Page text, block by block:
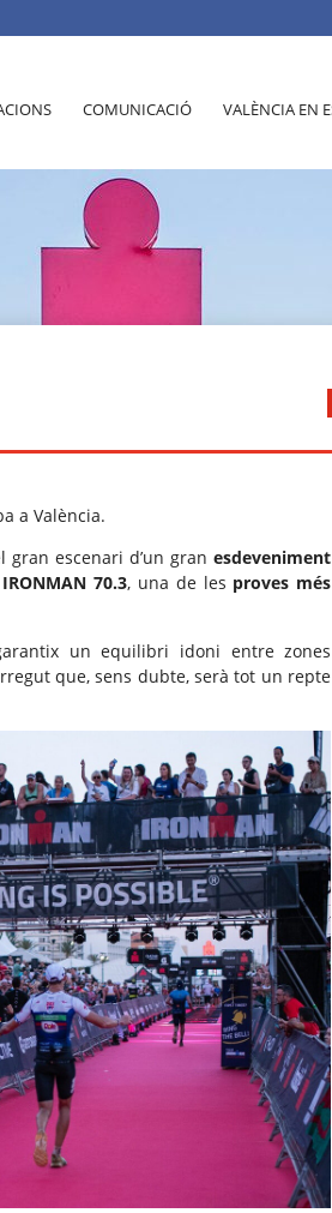
COMUNICACIÓ VALÈNCIA EN
a València.
gran escenari d’un granesdeveniment
IRONMAN 70.3, una de les proves més
un equilibri idoni entre zones
que, sens dubte, serà tot un repte